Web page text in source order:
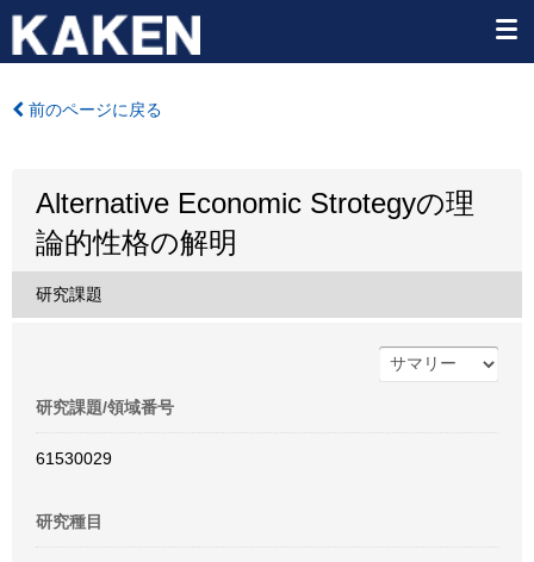
前のページに戻る
Alternative Economic Strotegyの理
論的性格の解明
研究課題
研究課題/領域番号
61530029
研究種目